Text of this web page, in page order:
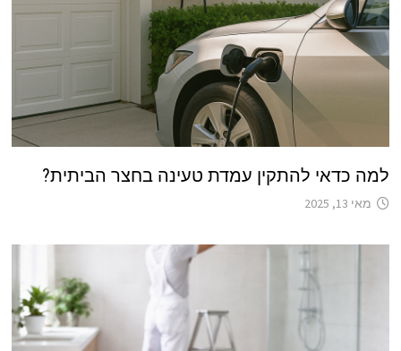
למה כדאי להתקין עמדת טעינה בחצר הביתית?
מאי 13, 2025